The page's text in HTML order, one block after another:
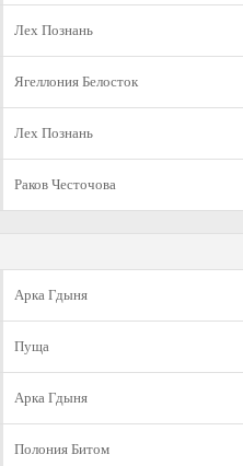
Лех Познань
Ягеллония Белосток
Лех Познань
Раков Честочова
Арка Гдыня
Пуща
Арка Гдыня
Полония Битом